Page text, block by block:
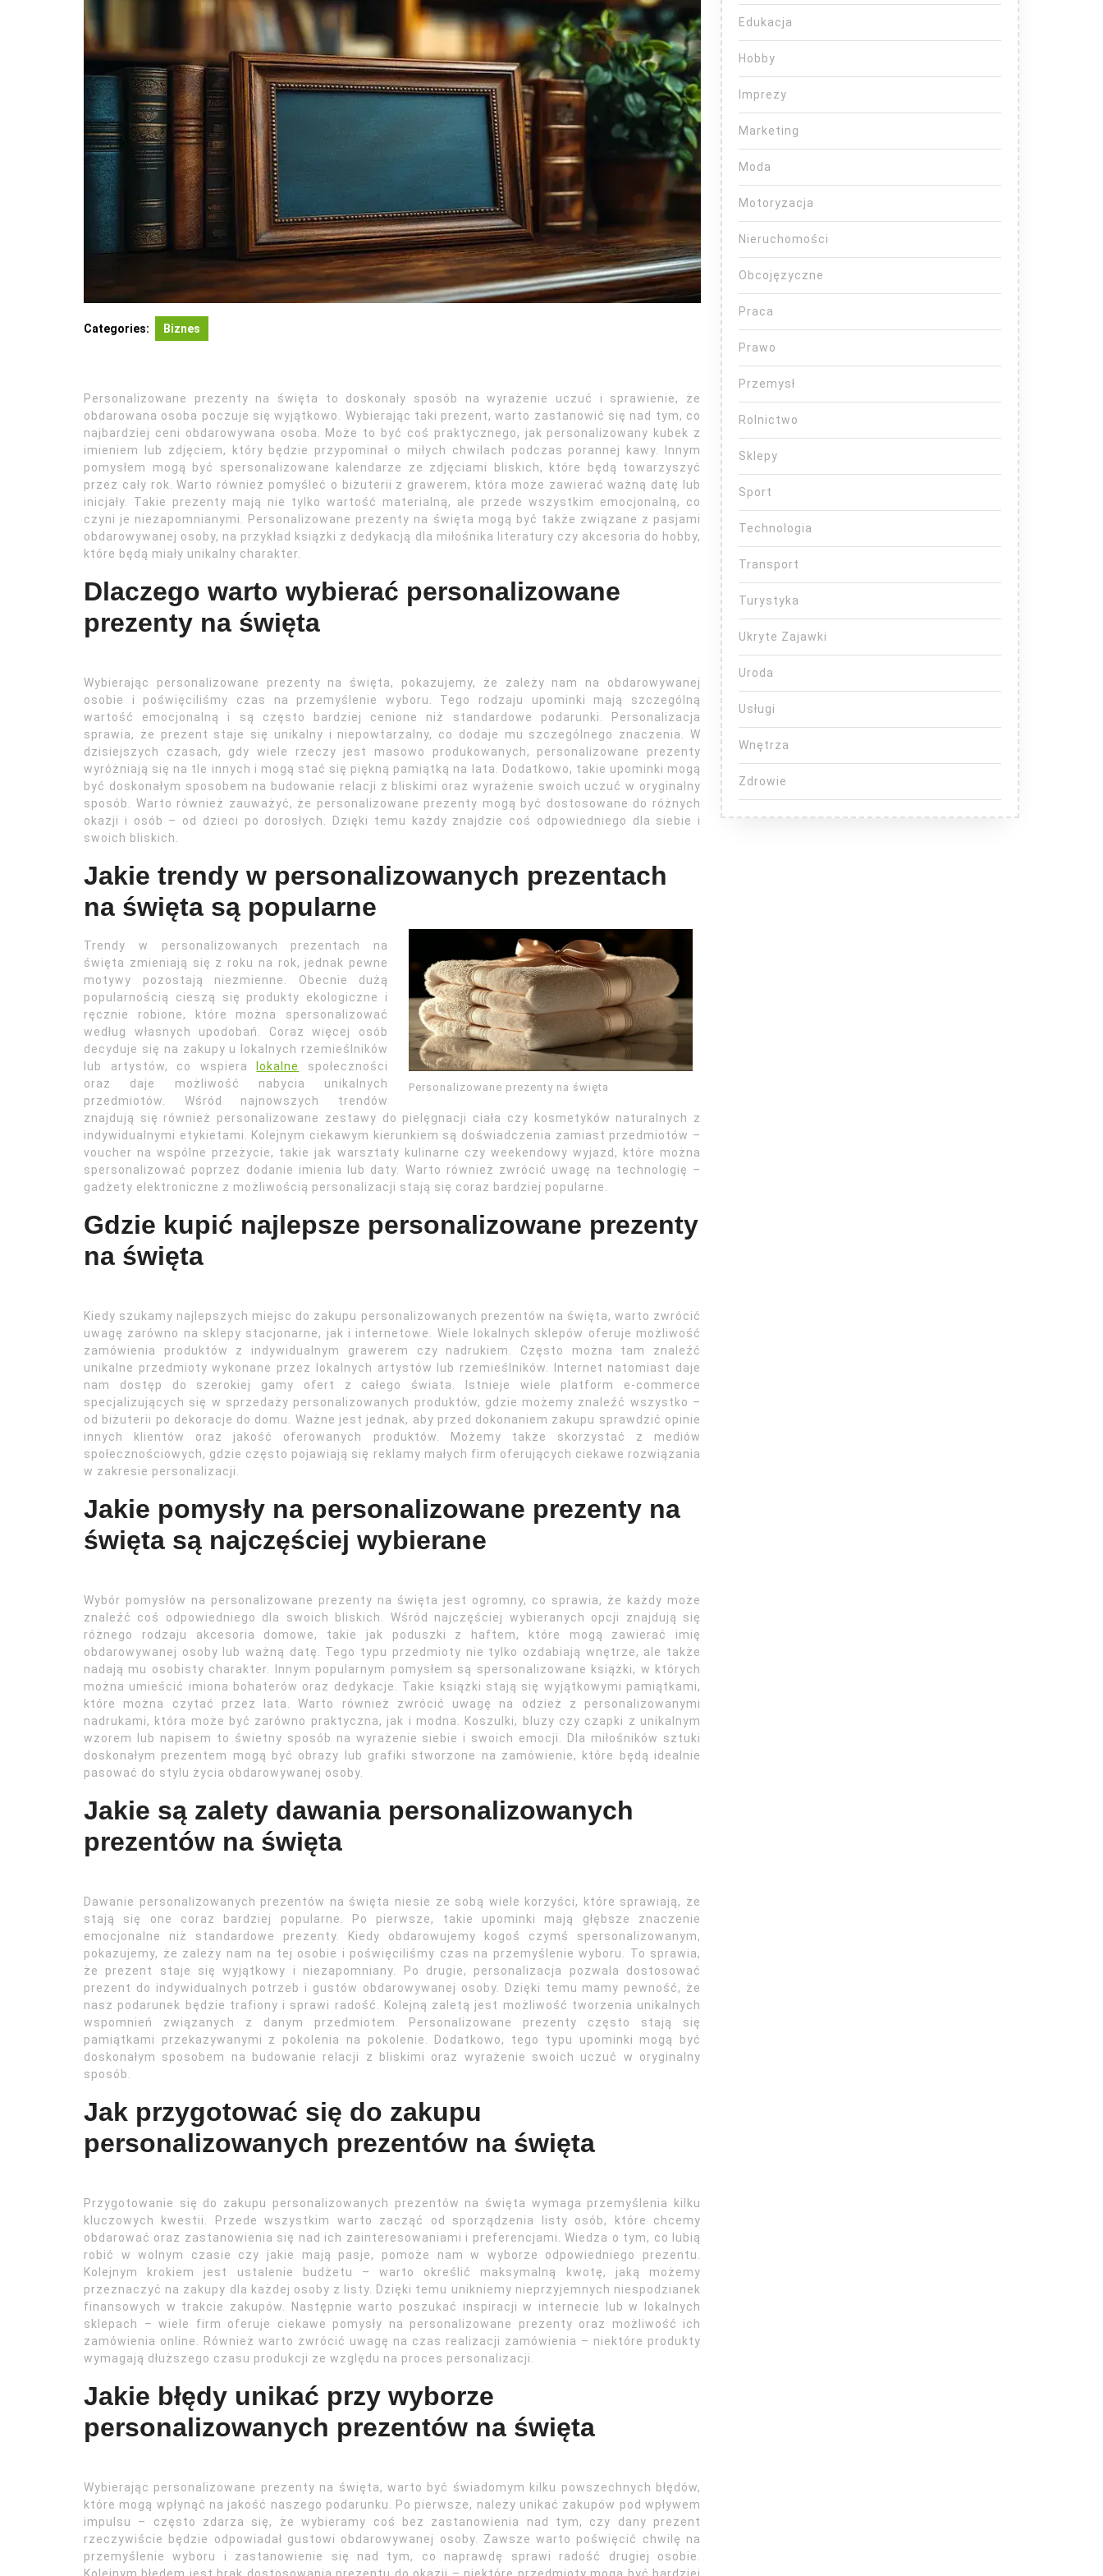
Categories: Biznes
Personalizowane prezenty na święta to doskonały sposób na wyrażenie uczuć i sprawienie, że
obdarowana osoba poczuje się wyjątkowo. Wybierając taki prezent, warto zastanowić się nad tym, co
najbardziej ceni obdarowywana osoba. Może to być coś praktycznego, jak personalizowany kubek z
imieniem lub zdjęciem, który będzie przypominał o miłych chwilach podczas porannej kawy. Innym
pomysłem mogą być spersonalizowane kalendarze ze zdjęciami bliskich, które będą towarzyszyć
przez cały rok. Warto również pomyśleć o biżuterii z grawerem, która może zawierać ważną datę lub
inicjały. Takie prezenty mają nie tylko wartość materialną, ale przede wszystkim emocjonalną, co
czyni je niezapomnianymi. Personalizowane prezenty na święta mogą być także związane z pasjami
obdarowywanej osoby, na przykład książki z dedykacją dla miłośnika literatury czy akcesoria do hobby,
które będą miały unikalny charakter.
Dlaczego warto wybierać personalizowane
prezenty na święta
Wybierając personalizowane prezenty na święta, pokazujemy, że zależy nam na obdarowywanej
osobie i poświęciliśmy czas na przemyślenie wyboru. Tego rodzaju upominki mają szczególną
wartość emocjonalną i są często bardziej cenione niż standardowe podarunki. Personalizacja
sprawia, że prezent staje się unikalny i niepowtarzalny, co dodaje mu szczególnego znaczenia. W
dzisiejszych czasach, gdy wiele rzeczy jest masowo produkowanych, personalizowane prezenty
wyróżniają się na tle innych i mogą stać się piękną pamiątką na lata. Dodatkowo, takie upominki mogą
być doskonałym sposobem na budowanie relacji z bliskimi oraz wyrażenie swoich uczuć w oryginalny
sposób. Warto również zauważyć, że personalizowane prezenty mogą być dostosowane do różnych
okazji i osób – od dzieci po dorosłych. Dzięki temu każdy znajdzie coś odpowiedniego dla siebie i
swoich bliskich.
Jakie trendy w personalizowanych prezentach
na święta są popularne
Personalizowane prezenty na święta
Trendy w personalizowanych prezentach na
święta zmieniają się z roku na rok, jednak pewne
motywy pozostają niezmienne. Obecnie dużą
popularnością cieszą się produkty ekologiczne i
ręcznie robione, które można spersonalizować
według własnych upodobań. Coraz więcej osób
decyduje się na zakupy u lokalnych rzemieślników
lub artystów, co wspiera
lokalne
społeczności
oraz daje możliwość nabycia unikalnych
przedmiotów. Wśród najnowszych trendów
znajdują się również personalizowane zestawy do pielęgnacji ciała czy kosmetyków naturalnych z
indywidualnymi etykietami. Kolejnym ciekawym kierunkiem są doświadczenia zamiast przedmiotów –
voucher na wspólne przeżycie, takie jak warsztaty kulinarne czy weekendowy wyjazd, które można
spersonalizować poprzez dodanie imienia lub daty. Warto również zwrócić uwagę na technologię –
gadżety elektroniczne z możliwością personalizacji stają się coraz bardziej popularne.
Gdzie kupić najlepsze personalizowane prezenty
na święta
Kiedy szukamy najlepszych miejsc do zakupu personalizowanych prezentów na święta, warto zwrócić
uwagę zarówno na sklepy stacjonarne, jak i internetowe. Wiele lokalnych sklepów oferuje możliwość
zamówienia produktów z indywidualnym grawerem czy nadrukiem. Często można tam znaleźć
unikalne przedmioty wykonane przez lokalnych artystów lub rzemieślników. Internet natomiast daje
nam dostęp do szerokiej gamy ofert z całego świata. Istnieje wiele platform e-commerce
specjalizujących się w sprzedaży personalizowanych produktów, gdzie możemy znaleźć wszystko –
od biżuterii po dekoracje do domu. Ważne jest jednak, aby przed dokonaniem zakupu sprawdzić opinie
innych klientów oraz jakość oferowanych produktów. Możemy także skorzystać z mediów
społecznościowych, gdzie często pojawiają się reklamy małych firm oferujących ciekawe rozwiązania
w zakresie personalizacji.
Jakie pomysły na personalizowane prezenty na
święta są najczęściej wybierane
Wybór pomysłów na personalizowane prezenty na święta jest ogromny, co sprawia, że każdy może
znaleźć coś odpowiedniego dla swoich bliskich. Wśród najczęściej wybieranych opcji znajdują się
różnego rodzaju akcesoria domowe, takie jak poduszki z haftem, które mogą zawierać imię
obdarowywanej osoby lub ważną datę. Tego typu przedmioty nie tylko ozdabiają wnętrze, ale także
nadają mu osobisty charakter. Innym popularnym pomysłem są spersonalizowane książki, w których
można umieścić imiona bohaterów oraz dedykacje. Takie książki stają się wyjątkowymi pamiątkami,
które można czytać przez lata. Warto również zwrócić uwagę na odzież z personalizowanymi
nadrukami, która może być zarówno praktyczna, jak i modna. Koszulki, bluzy czy czapki z unikalnym
wzorem lub napisem to świetny sposób na wyrażenie siebie i swoich emocji. Dla miłośników sztuki
doskonałym prezentem mogą być obrazy lub grafiki stworzone na zamówienie, które będą idealnie
pasować do stylu życia obdarowywanej osoby.
Jakie są zalety dawania personalizowanych
prezentów na święta
Dawanie personalizowanych prezentów na święta niesie ze sobą wiele korzyści, które sprawiają, że
stają się one coraz bardziej popularne. Po pierwsze, takie upominki mają głębsze znaczenie
emocjonalne niż standardowe prezenty. Kiedy obdarowujemy kogoś czymś spersonalizowanym,
pokazujemy, że zależy nam na tej osobie i poświęciliśmy czas na przemyślenie wyboru. To sprawia,
że prezent staje się wyjątkowy i niezapomniany. Po drugie, personalizacja pozwala dostosować
prezent do indywidualnych potrzeb i gustów obdarowywanej osoby. Dzięki temu mamy pewność, że
nasz podarunek będzie trafiony i sprawi radość. Kolejną zaletą jest możliwość tworzenia unikalnych
wspomnień związanych z danym przedmiotem. Personalizowane prezenty często stają się
pamiątkami przekazywanymi z pokolenia na pokolenie. Dodatkowo, tego typu upominki mogą być
doskonałym sposobem na budowanie relacji z bliskimi oraz wyrażenie swoich uczuć w oryginalny
sposób.
Jak przygotować się do zakupu
personalizowanych prezentów na święta
Przygotowanie się do zakupu personalizowanych prezentów na święta wymaga przemyślenia kilku
kluczowych kwestii. Przede wszystkim warto zacząć od sporządzenia listy osób, które chcemy
obdarować oraz zastanowienia się nad ich zainteresowaniami i preferencjami. Wiedza o tym, co lubią
robić w wolnym czasie czy jakie mają pasje, pomoże nam w wyborze odpowiedniego prezentu.
Kolejnym krokiem jest ustalenie budżetu – warto określić maksymalną kwotę, jaką możemy
przeznaczyć na zakupy dla każdej osoby z listy. Dzięki temu unikniemy nieprzyjemnych niespodzianek
finansowych w trakcie zakupów. Następnie warto poszukać inspiracji w internecie lub w lokalnych
sklepach – wiele firm oferuje ciekawe pomysły na personalizowane prezenty oraz możliwość ich
zamówienia online. Również warto zwrócić uwagę na czas realizacji zamówienia – niektóre produkty
wymagają dłuższego czasu produkcji ze względu na proces personalizacji.
Jakie błędy unikać przy wyborze
personalizowanych prezentów na święta
Wybierając personalizowane prezenty na święta, warto być świadomym kilku powszechnych błędów,
które mogą wpłynąć na jakość naszego podarunku. Po pierwsze, należy unikać zakupów pod wpływem
impulsu – często zdarza się, że wybieramy coś bez zastanowienia nad tym, czy dany prezent
rzeczywiście będzie odpowiadał gustowi obdarowywanej osoby. Zawsze warto poświęcić chwilę na
przemyślenie wyboru i zastanowienie się nad tym, co naprawdę sprawi radość drugiej osobie.
Edukacja
Hobby
Imprezy
Marketing
Moda
Motoryzacja
Nieruchomości
Obcojęzyczne
Praca
Prawo
Przemysł
Rolnictwo
Sklepy
Sport
Technologia
Transport
Turystyka
Ukryte Zajawki
Uroda
Usługi
Wnętrza
Zdrowie